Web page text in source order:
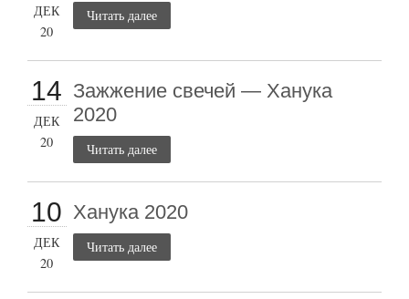
ДЕК
20
Читать далее
14
ДЕК
20
Зажжение свечей — Ханука
2020
Читать далее
10
ДЕК
20
Ханука 2020
Читать далее